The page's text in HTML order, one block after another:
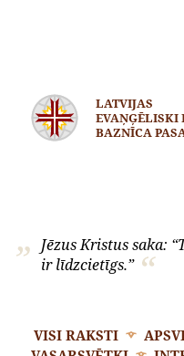
LATVIJAS
EVAŅĢĒLISKI
BAZNĪCA
Jēzus Kristus saka:
ir līdzcietīgs.”
VISI RAKSTI